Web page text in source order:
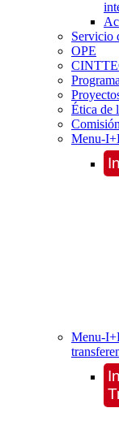
Servicio
OPE
Ética de
Menu-
Menu-